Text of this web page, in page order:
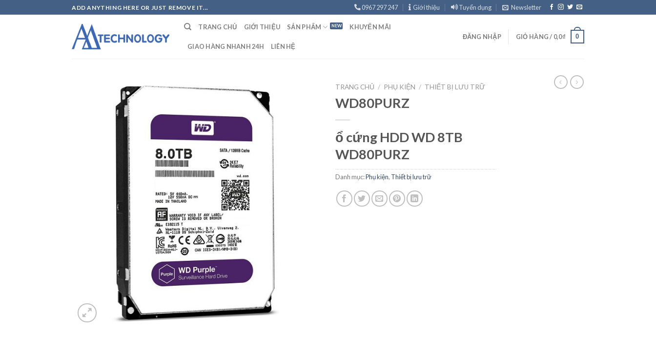
to
ADD ANYTHING HERE OR JUST REMOVE IT... 0967 297 247 Giới thiệu Tuyển dụng Newsletter
TRANG CHỦ GIỚI THIỆU SẢN PHẨM KHUYẾN MÃI
GIAO HÀNG NHANH 24H LIÊN HỆ
ĐĂNG NHẬP GIỎ HÀNG / 0,0₫ 0
TRANG CHỦ / PHỤ KIỆN / THIẾT BỊ LƯU TRỮ
WD80PURZ
ổ cứng HDD WD 8TB
WD80PURZ
Danh mục:Phụ kiện, Thiết bị lưu trữ